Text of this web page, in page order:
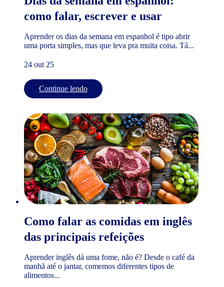
como falar, escrever e usar
Aprender os dias da semana em espanhol é tipo abrir
uma porta simples, mas que leva pra muita coisa. Tá...
24 out 25
Continue lendo
Como falar as comidas em inglês
das principais refeições
Aprender inglês dá uma fome, não é? Desde o café da
manhã até o jantar, comemos diferentes tipos de
alimentos...